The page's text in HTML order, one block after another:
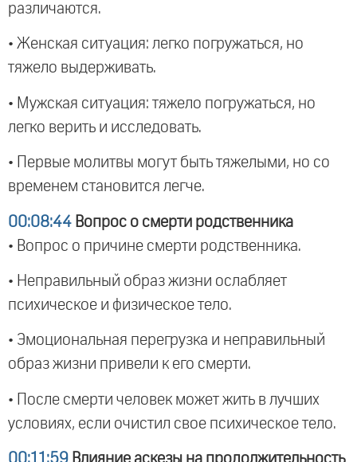
различаются.
• Женская ситуация: легко погружаться, но
тяжело выдерживать.
• Мужская ситуация: тяжело погружаться, но
легко верить и исследовать.
• Первые молитвы могут быть тяжелыми, но со
временем становится легче.
00:08:44 Вопрос о смерти родственника
• Вопрос о причине смерти родственника.
• Неправильный образ жизни ослабляет
психическое и физическое тело.
• Эмоциональная перегрузка и неправильный
образ жизни привели к его смерти.
• После смерти человек может жить в лучших
условиях, если очистил свое психическое тело.